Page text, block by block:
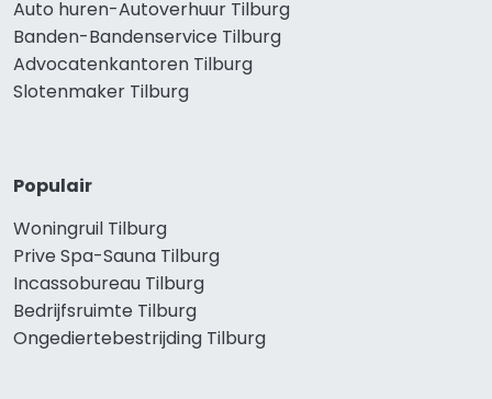
Auto huren-Autoverhuur Tilburg
Banden-Bandenservice Tilburg
Advocatenkantoren Tilburg
Slotenmaker Tilburg
Populair
Woningruil Tilburg
Prive Spa-Sauna Tilburg
Incassobureau Tilburg
Bedrijfsruimte Tilburg
Ongediertebestrijding Tilburg